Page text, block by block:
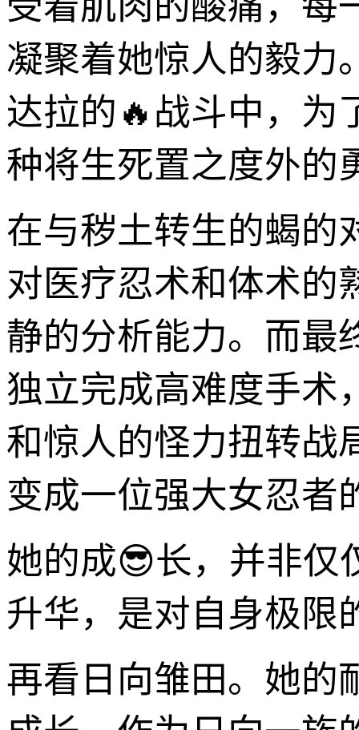
凝聚着她惊人的毅力
达拉的🔥战斗中，为
种将生死置之度外的
在与秽土转生的蝎的
对医疗忍术和体术的
静的分析能力。而最
独立完成高难度手术
和惊人的怪力扭转战
变成一位强大女忍者
她的成😎长，并非仅
升华，是对自身极限
再看日向雏田。她的